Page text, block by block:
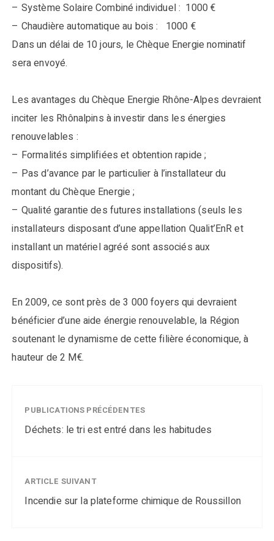
– Système Solaire Combiné individuel : 1000 €
– Chaudière automatique au bois : 1000 €
Dans un délai de 10 jours, le Chèque Energie nominatif
sera envoyé.
Les avantages du Chèque Energie Rhône-Alpes devraient
inciter les Rhônalpins à investir dans les énergies
renouvelables :
– Formalités simplifiées et obtention rapide ;
– Pas d’avance par le particulier à l’installateur du
montant du Chèque Energie ;
– Qualité garantie des futures installations (seuls les
installateurs disposant d’une appellation Qualit’EnR et
installant un matériel agréé sont associés aux
dispositifs).
En 2009, ce sont près de 3 000 foyers qui devraient
bénéficier d’une aide énergie renouvelable, la Région
soutenant le dynamisme de cette filière économique, à
hauteur de 2 M€.
PUBLICATIONS PRÉCÉDENTES
Déchets: le tri est entré dans les habitudes
ARTICLE SUIVANT
Incendie sur la plateforme chimique de Roussillon